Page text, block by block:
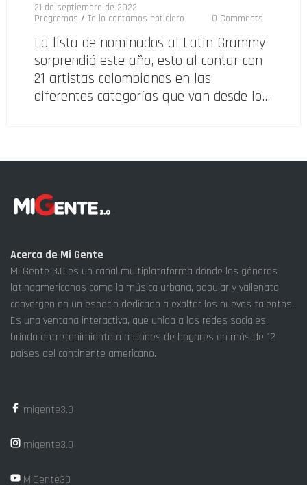
21 de septiembre de 2022
Programas / Te lo cantamos noticiero 0 Comments
La lista de nominados al Latin Grammy
sorprendió este año, esto al contar con
21 artistas colombianos en las
diferentes categorías que van desde lo…
Acerca de Mi Gente
Mi Gente 3.0 es un canal multiplataforma donde los géneros
latinoamericanos como la música urbana, popular y vallenato
convergen en un espacio dedicado a exaltar los nuevos talentos.
Es una ventana interactiva, que unida a las redes sociales,
brinda entretenimiento a millones de hogares en más de 12
países del continente americano.
migente3.0
migente3.0
MiGente30